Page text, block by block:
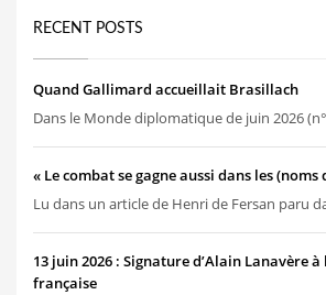
RECENT POSTS
Quand Gallimard accueillait Brasillach
Dans le Monde diplomatique de juin 2026
« Le combat se gagne aussi dans les (noms
Lu dans un article de Henri de Fersan paru
13 juin 2026 : Signature d’Alain Lanavère
française